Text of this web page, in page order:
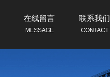
在线留言
MESSAGE
联系我们
CONTACT